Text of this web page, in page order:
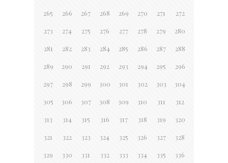
265 266 267 268 269 270 271 272
273 274 275 276 277 278 279 280
281 282 283 284 285 286 287 288
289 290 291 292 293 294 295 296
297 298 299 300 301 302 303 304
305 306 307 308 309 310 311 312
313 314 315 316 317 318 319 320
321 322 323 324 325 326 327 328
329 330 331 332 333 334 335 336